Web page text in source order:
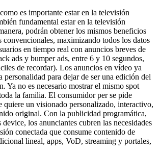
es importante estar en la televisión
fundamental estar en la televisión
podrán obtener los mismos beneficios
convencionales, maximizando todos los datos
en tiempo real con anuncios breves de
ads y bumper ads, entre 6 y 10 segundos,
de recordar). Los anuncios en vídeo ya
personalidad para dejar de ser una edición del
Ya no es necesario mostrar el mismo spot
la familia. El consumidor per se pide
quiere un visionado personalizado, interactivo,
original. Con la publicidad programática,
device, los anunciantes cubren las necesidades
conectada que consume contenido de
lineal, apps, VoD, streaming y portales,